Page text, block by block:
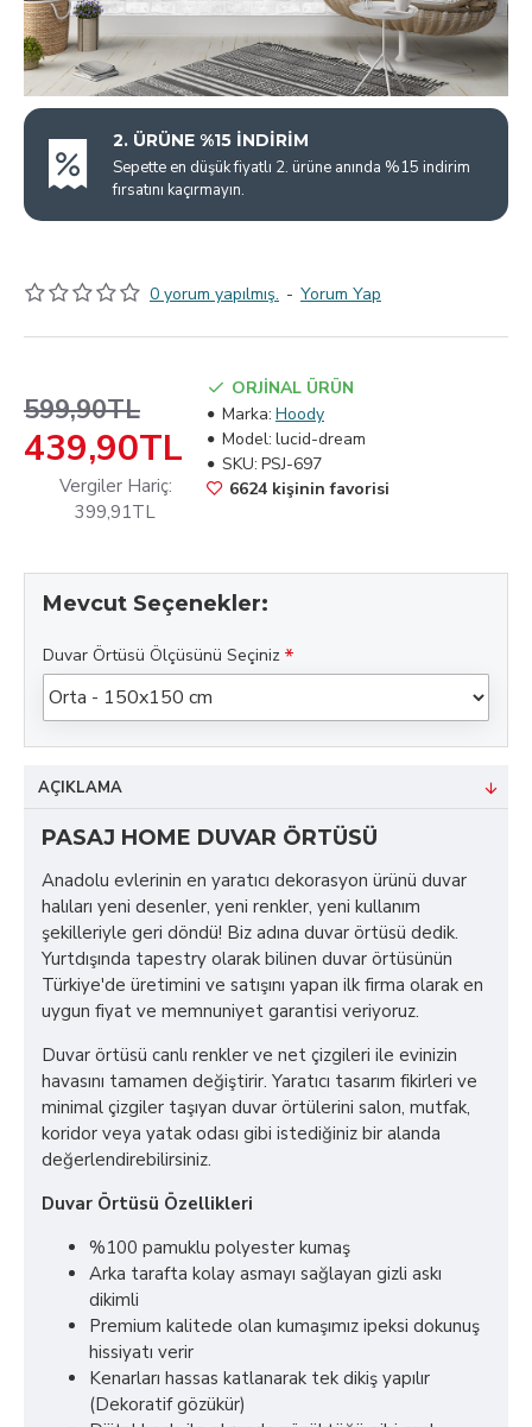
2. ÜRÜNE %15 İNDİRİM
Sepette en düşük fiyatlı 2. ürüne anında %15 indirim
fırsatını kaçırmayın.
0 yorum yapılmış. - Yorum Yap
439,90TL
599,90TL
Vergiler Hariç:
399,91TL
ORJİNAL ÜRÜN
Marka: Hoody
Model: lucid-dream
SKU: PSJ-697
6624 kişinin favorisi
Mevcut Seçenekler:
Duvar Örtüsü Ölçüsünü Seçiniz
AÇIKLAMA
PASAJ HOME DUVAR ÖRTÜSÜ
Anadolu evlerinin en yaratıcı dekorasyon ürünü duvar
halıları yeni desenler, yeni renkler, yeni kullanım
şekilleriyle geri döndü! Biz adına duvar örtüsü dedik.
Yurtdışında tapestry olarak bilinen duvar örtüsünün
Türkiye'de üretimini ve satışını yapan ilk firma olarak en
uygun fiyat ve memnuniyet garantisi veriyoruz.
Duvar örtüsü canlı renkler ve net çizgileri ile evinizin
havasını tamamen değiştirir. Yaratıcı tasarım fikirleri ve
minimal çizgiler taşıyan duvar örtülerini salon, mutfak,
koridor veya yatak odası gibi istediğiniz bir alanda
değerlendirebilirsiniz.
Duvar Örtüsü Özellikleri
%100 pamuklu polyester kumaş
Arka tarafta kolay asmayı sağlayan gizli askı
dikimli
Premium kalitede olan kumaşımız ipeksi dokunuş
hissiyatı verir
Kenarları hassas katlanarak tek dikiş yapılır
(Dekoratif gözükür)